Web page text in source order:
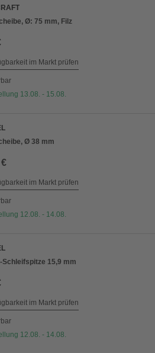
Ø: 75 mm, Filz
im Markt prüfen
13.08. - 15.08.
Ø 38 mm
im Markt prüfen
12.08. - 14.08.
Schleifspitze 15,9 mm
im Markt prüfen
12.08. - 14.08.